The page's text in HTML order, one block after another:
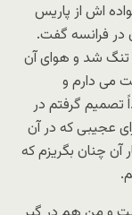
اش از پاریس
در فرانسه گفت.
تنگ شد و هوای آن
می دارم و
تصمیم گرفتم در
عجیبی که در آن
آن چنان بگریزم که